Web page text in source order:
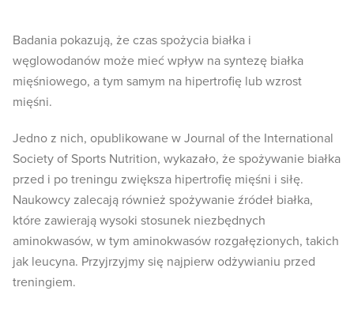
Badania pokazują, że czas spożycia białka i
węglowodanów może mieć wpływ na syntezę białka
mięśniowego, a tym samym na hipertrofię lub wzrost
mięśni.
Jedno z nich, opublikowane w Journal of the International
Society of Sports Nutrition, wykazało, że spożywanie białka
przed i po treningu zwiększa hipertrofię mięśni i siłę.
Naukowcy zalecają również spożywanie źródeł białka,
które zawierają wysoki stosunek niezbędnych
aminokwasów, w tym aminokwasów rozgałęzionych, takich
jak leucyna. Przyjrzyjmy się najpierw odżywianiu przed
treningiem.